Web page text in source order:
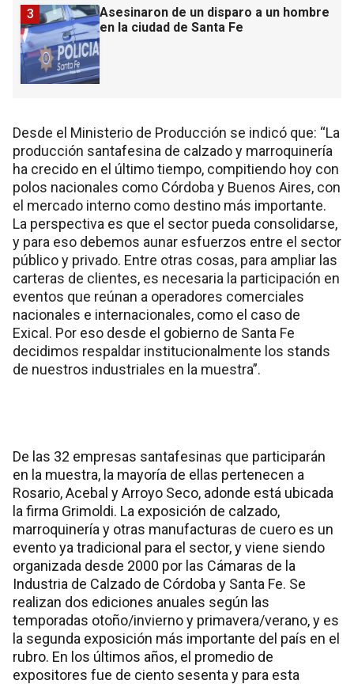
Asesinaron de un disparo a un hombre
en la ciudad de Santa Fe
3
Desde el Ministerio de Producción se indicó que: “La
producción santafesina de calzado y marroquinería
ha crecido en el último tiempo, compitiendo hoy con
polos nacionales como Córdoba y Buenos Aires, con
el mercado interno como destino más importante.
La perspectiva es que el sector pueda consolidarse,
y para eso debemos aunar esfuerzos entre el sector
público y privado. Entre otras cosas, para ampliar las
carteras de clientes, es necesaria la participación en
eventos que reúnan a operadores comerciales
nacionales e internacionales, como el caso de
Exical. Por eso desde el gobierno de Santa Fe
decidimos respaldar institucionalmente los stands
de nuestros industriales en la muestra”.
De las 32 empresas santafesinas que participarán
en la muestra, la mayoría de ellas pertenecen a
Rosario, Acebal y Arroyo Seco, adonde está ubicada
la firma Grimoldi. La exposición de calzado,
marroquinería y otras manufacturas de cuero es un
evento ya tradicional para el sector, y viene siendo
organizada desde 2000 por las Cámaras de la
Industria de Calzado de Córdoba y Santa Fe. Se
realizan dos ediciones anuales según las
temporadas otoño/invierno y primavera/verano, y es
la segunda exposición más importante del país en el
rubro. En los últimos años, el promedio de
expositores fue de ciento sesenta y para esta